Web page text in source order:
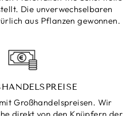
Die unverwechselbaren
aus Pflanzen gewonnen.
Großhandelspreisen. Wir
direkt von den Knüpfern der